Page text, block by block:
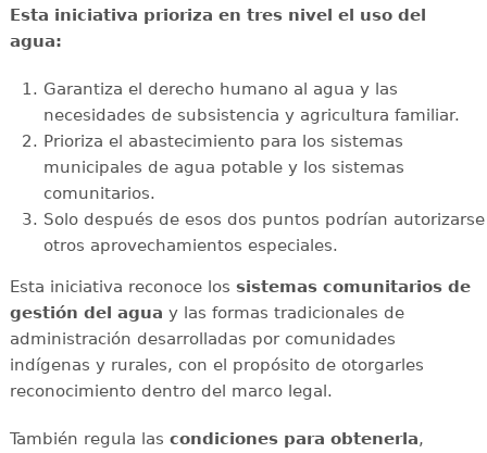
Esta iniciativa prioriza en tres nivel el uso del
agua:
Garantiza el derecho humano al agua y las
necesidades de subsistencia y agricultura familiar.
Prioriza el abastecimiento para los sistemas
municipales de agua potable y los sistemas
comunitarios.
Solo después de esos dos puntos podrían autorizarse
otros aprovechamientos especiales.
Esta iniciativa reconoce los sistemas comunitarios de
gestión del agua y las formas tradicionales de
administración desarrolladas por comunidades
indígenas y rurales, con el propósito de otorgarles
reconocimiento dentro del marco legal.
También regula las condiciones para obtenerla,